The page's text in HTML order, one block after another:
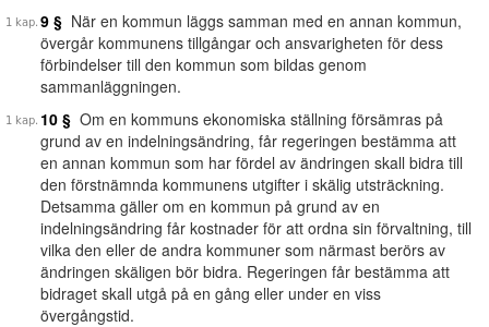
9 § När en kommun läggs samman med en annan kommun,
övergår kommunens tillgångar och ansvarigheten för dess
förbindelser till den kommun som bildas genom
sammanläggningen.
10 § Om en kommuns ekonomiska ställning försämras på
grund av en indelningsändring, får regeringen bestämma att
en annan kommun som har fördel av ändringen skall bidra till
den förstnämnda kommunens utgifter i skälig utsträckning.
Detsamma gäller om en kommun på grund av en
indelningsändring får kostnader för att ordna sin förvaltning, till
vilka den eller de andra kommuner som närmast berörs av
ändringen skäligen bör bidra. Regeringen får bestämma att
bidraget skall utgå på en gång eller under en viss
övergångstid.